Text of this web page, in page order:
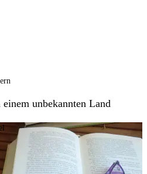
unbekannten Land